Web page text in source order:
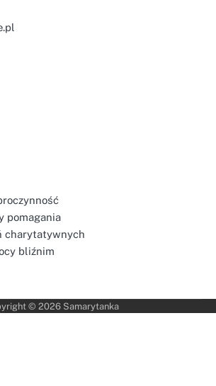
pomagania
charytatywnych
bliźnim
© 2026 Samarytanka